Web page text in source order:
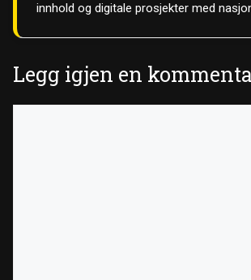
innhold og digitale prosjekter med
Legg igjen en